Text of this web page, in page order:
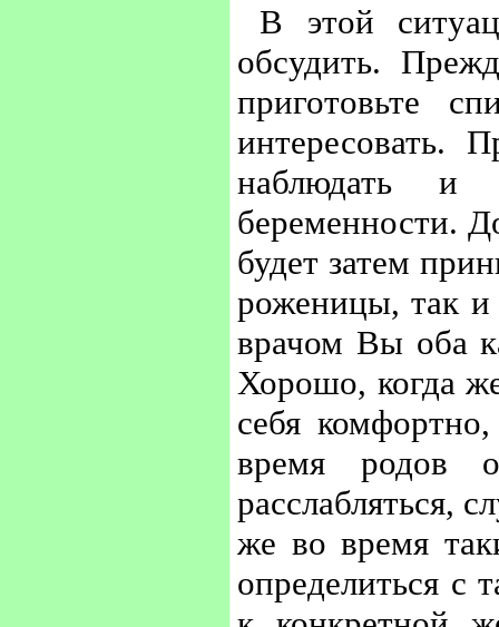
В этой
обсудить.
приготовьте
интересовать.
наблюдать и
беременности.
будет затем
роженицы, так и
врачом Вы оба
Хорошо, когда
себя
время родов
расслабляться,
же во время
определиться с